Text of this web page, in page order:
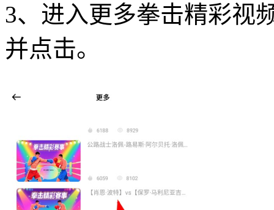
3、进入更多拳击精彩视
并点击。